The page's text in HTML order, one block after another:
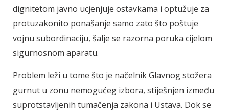
dignitetom javno ucjenjuje ostavkama i optužuje za
protuzakonito ponašanje samo zato što poštuje
vojnu subordinaciju, šalje se razorna poruka cijelom
sigurnosnom aparatu.
Problem leži u tome što je načelnik Glavnog stožera
gurnut u zonu nemogućeg izbora, stiješnjen između
suprotstavljenih tumačenja zakona i Ustava. Dok se